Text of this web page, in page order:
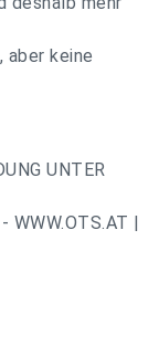
aber keine
UNTER
WWW.OTS.AT |